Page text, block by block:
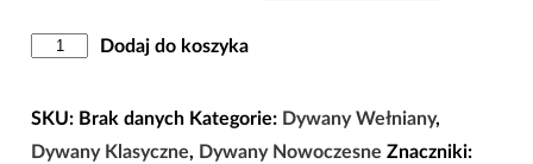
ilość
Moon
Kordoba
Dodaj do koszyka
SKU: Brak danych Kategorie: Dywany Wełniany,
Dywany Klasyczne, Dywany Nowoczesne Znaczniki: